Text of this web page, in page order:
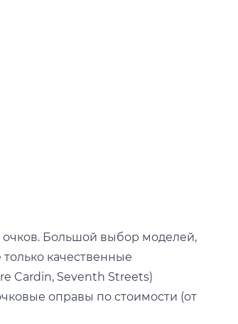
Большой выбор моделей,
качественные
Cardin, Seventh Streets)
оправы по стоимости (от